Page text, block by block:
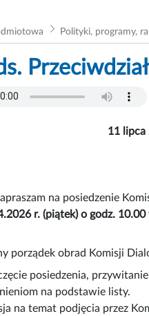
Polityki, programy,
11 lipca
na posiedzenie
r. (piątek) o godz.
porządek obrad Komisji
posiedzenia,
na podstawie listy.
na temat podjęcia przez